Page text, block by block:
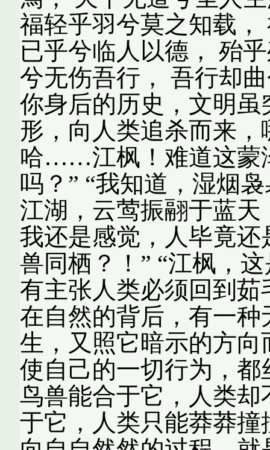
福轻乎羽兮莫之知载
已乎兮临人以德， 殆
兮无伤吾行， 吾行却
你身后的历史，文明
形，向人类追杀而来，
哈……江枫！难道这蒙
吗？” “我知道，湿烟
江湖，云莺振翮于蓝
我还是感觉，人毕竟
兽同栖？！” “江枫，
有主张人类必须回到
在自然的背后，有一
生，又照它暗示的方
使自己的一切行为，
鸟兽能合于它，人类
于它，人类只能莽莽